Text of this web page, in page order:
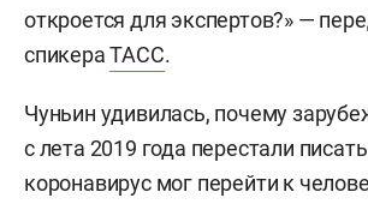
откроется для экспертов?» —
спикераТАСС.
Чуньин удивилась, почему
с лета 2019 года перестали
коронавирус мог перейти к